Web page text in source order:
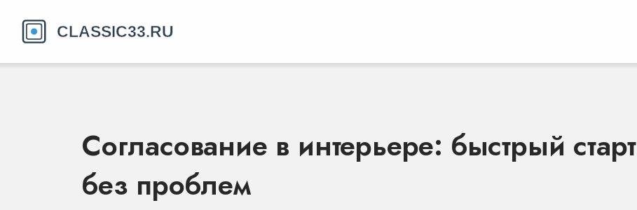
Согласование в интерьере: быстрый старт
без проблем